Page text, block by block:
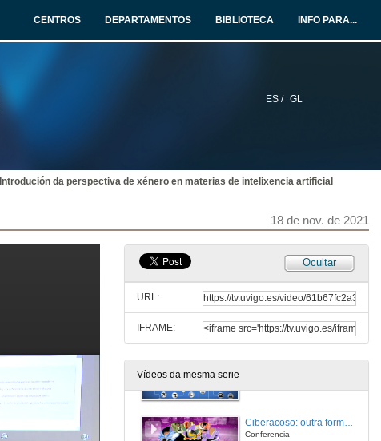
CENTROS DEPARTAMENTOS BIBLIOTECA INFO PARA...
ES / GL
Introdución da perspectiva de xénero en materias de intelixencia artificial
18 de nov. de 2021
Ocultar
URL:
IFRAME:
Vídeos da mesma serie
18 de nov. de 2021
Conferencia
18 de nov. de 2021
Conferencia